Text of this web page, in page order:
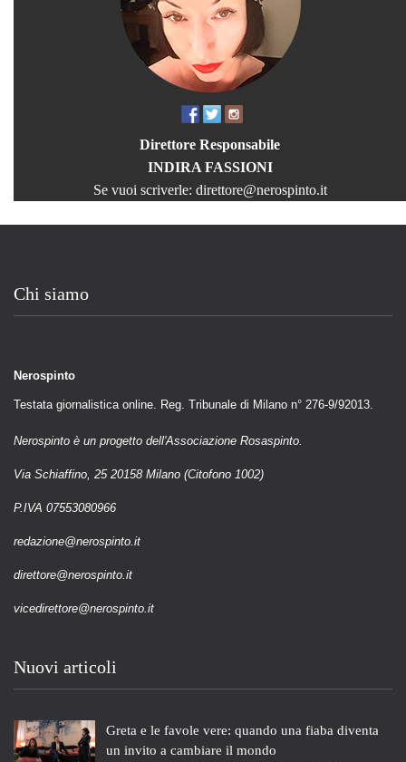
Direttore Responsabile
INDIRA FASSIONI
Se vuoi scriverle: direttore@nerospinto.it
Chi siamo
Nerospinto
Testata giornalistica online. Reg. Tribunale di Milano n° 276-9/92013.
Nerospinto è un progetto dell'Associazione Rosaspinto.
Via Schiaffino, 25 20158 Milano (Citofono 1002)
P.IVA 07553080966
redazione@nerospinto.it
direttore@nerospinto.it
vicedirettore@nerospinto.it
Nuovi articoli
Greta e le favole vere: quando una fiaba diventa
un invito a cambiare il mondo